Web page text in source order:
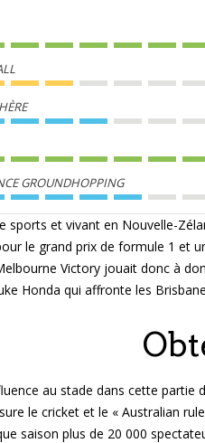
GROUNDHOPPING
sports et vivant en Nouvelle-
le grand prix de formule 1 et
Victory jouait donc à
Honda qui affronte les
au stade dans cette partie
le cricket et le « Australian
saison plus de 20 000